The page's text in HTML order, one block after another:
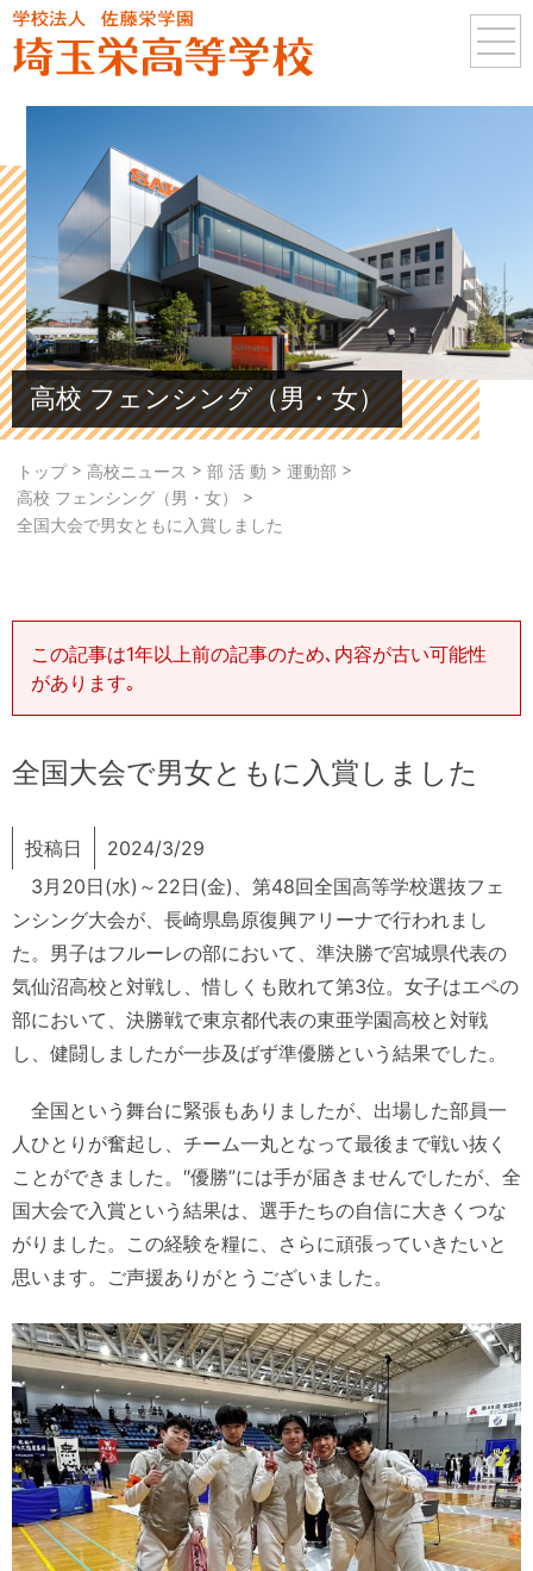
高校 フェンシング（男・女）
トップ> 高校ニュース > 部 活 動 > 運動部 >
高校 フェンシング（男・女）
>
全国大会で男女ともに入賞しました
この記事は1年以上前の記事のため､内容が古い可能性
があります｡
全国大会で男女ともに入賞しました
投稿日
2024/3/29
3月20日(水)～22日(金)、第48回全国高等学校選抜フェ
ンシング大会が、長崎県島原復興アリーナで行われまし
た。男子はフルーレの部において、準決勝で宮城県代表の
気仙沼高校と対戦し、惜しくも敗れて第3位。女子はエペの
部において、決勝戦で東京都代表の東亜学園高校と対戦
し、健闘しましたが一歩及ばず準優勝という結果でした。
全国という舞台に緊張もありましたが、出場した部員一
人ひとりが奮起し、チーム一丸となって最後まで戦い抜く
ことができました。″優勝”には手が届きませんでしたが、全
国大会で入賞という結果は、選手たちの自信に大きくつな
がりました。この経験を糧に、さらに頑張っていきたいと
思います。ご声援ありがとうございました。